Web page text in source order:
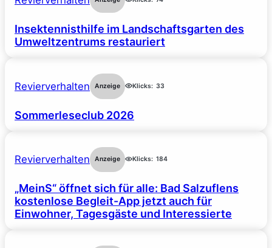
Insektennisthilfe im Landschaftsgarten des
Umweltzentrums restauriert
Revierverhalten Anzeige Klicks: 33
Sommerleseclub 2026
Revierverhalten Anzeige Klicks: 184
„MeinS“ öffnet sich für alle: Bad Salzuflens
kostenlose Begleit-App jetzt auch für
Einwohner, Tagesgäste und Interessierte